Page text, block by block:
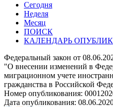
Сегодня
Неделя
Месяц
ПОИСК
КАЛЕНДАРЬ
Федеральный закон от
"О внесении изменений в
миграционном учете
гражданства в Российской
Номер опубликования:
Дата опубликования: